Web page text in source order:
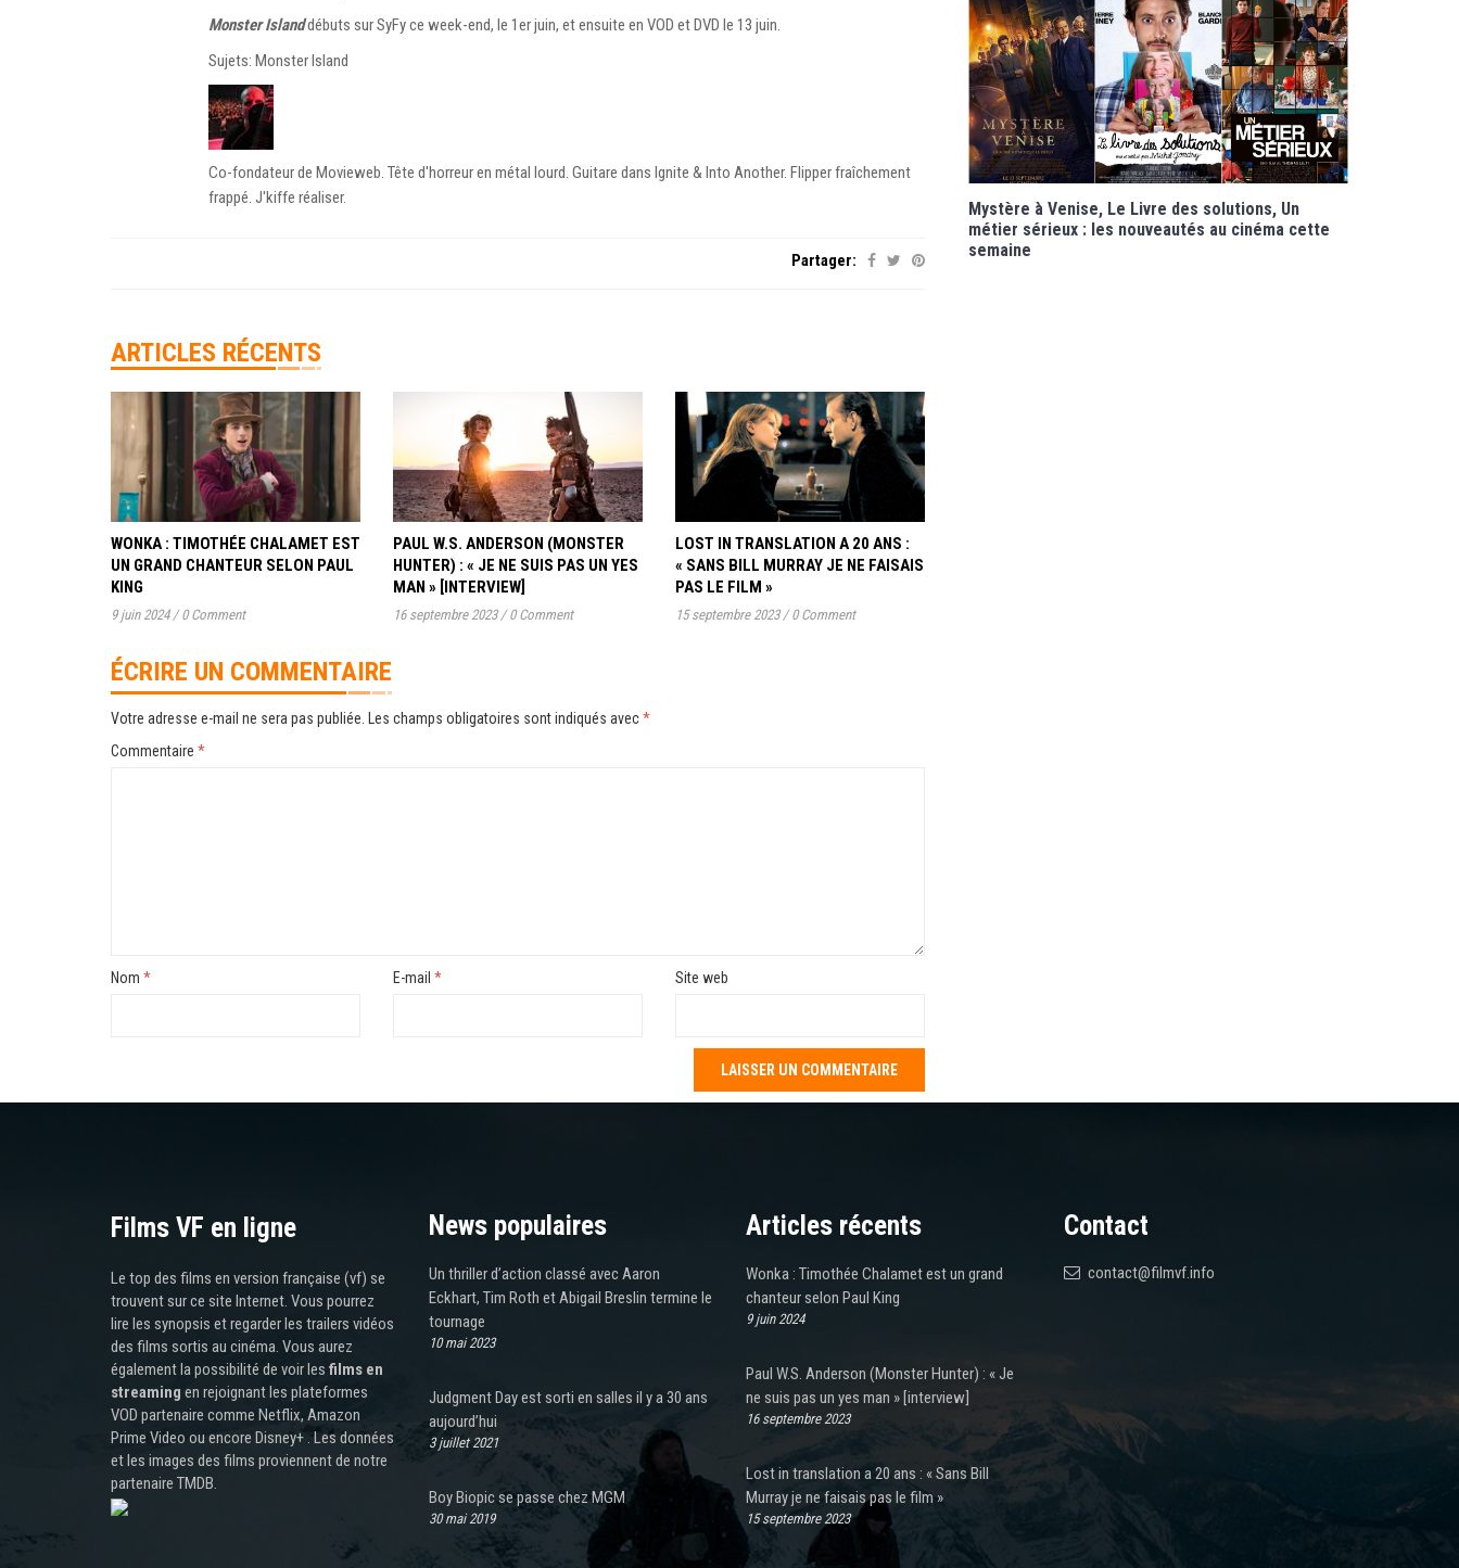
Monster Islanddébuts sur SyFy ce week-end, le 1er juin, et ensuite en VOD et DVD le 13 juin.
Sujets: Monster Island
Co-fondateur de Movieweb. Tête d'horreur en métal lourd. Guitare dans Ignite & Into Another. Flipper fraîchement
frappé. J'kiffe réaliser.
Partager:
ARTICLES RÉCENTS
WONKA : TIMOTHÉE CHALAMET EST
UN GRAND CHANTEUR SELON PAUL
KING
9 juin 2024 / 0 Comment
PAUL W.S. ANDERSON (MONSTER
HUNTER) : « JE NE SUIS PAS UN YES
MAN » [INTERVIEW]
16 septembre 2023 / 0 Comment
LOST IN TRANSLATION A 20 ANS :
« SANS BILL MURRAY JE NE FAISAIS
PAS LE FILM »
15 septembre 2023 / 0 Comment
ÉCRIRE UN COMMENTAIRE
Votre adresse e-mail ne sera pas publiée. Les champs obligatoires sont indiqués avec*
Commentaire *
Nom * E-mail * Site web
Mystère à Venise, Le Livre des solutions, Un
métier sérieux : les nouveautés au cinéma cette
semaine
Films VF en ligne
Le top des films en version française (vf) se
trouvent sur ce site Internet. Vous pourrez
lire les synopsis et regarder les trailers vidéos
des films sortis au cinéma. Vous aurez
également la possibilité de voir les films en
streaming en rejoignant les plateformes
VOD partenaire comme Netflix, Amazon
Prime Video ou encore Disney+ . Les données
et les images des films proviennent de notre
partenaire TMDB.
News populaires
Un thriller d’action classé avec Aaron
Eckhart, Tim Roth et Abigail Breslin termine le
tournage
10 mai 2023
Judgment Day est sorti en salles il y a 30 ans
aujourd’hui
3 juillet 2021
Boy Biopic se passe chez MGM
30 mai 2019
Articles récents
Wonka : Timothée Chalamet est un grand
chanteur selon Paul King
9 juin 2024
Paul W.S. Anderson (Monster Hunter) : « Je
ne suis pas un yes man » [interview]
16 septembre 2023
Lost in translation a 20 ans : « Sans Bill
Murray je ne faisais pas le film »
15 septembre 2023
Contact
contact@filmvf.info